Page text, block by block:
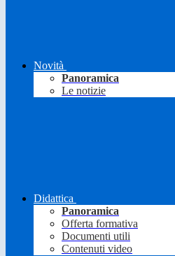
Novità
Panoramica
Le notizie
Didattica
Panoramica
Offerta formativa
Documenti utili
Contenuti video